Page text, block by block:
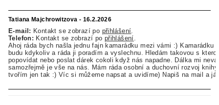
Tatiana Majchrowitzova - 16.2.2026
E-mail: Kontakt se zobrazí po přihlášení
Telefon: Kontakt se zobrazí po přihlášení
Ahoj ráda bych našla jednu fajn kamarádku mezi vámi :) Kamarádku
budu kdykoliv a ráda ji poradím a vyslechnu. Hledám takovou s
popovídat nebo poslat dárek cokoli když nás napadne. Dálka mi
samozřejmě je vše na nás. Mám ráda osobní a duchovní rozvoj
tvořím jen tak :) Víc si můžeme napsat a uvidíme) Napiš na mail a já